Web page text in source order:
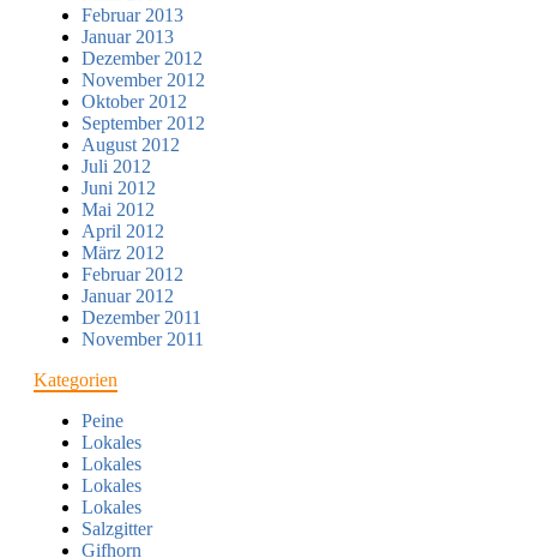
Februar 2013
Januar 2013
Dezember 2012
November 2012
Oktober 2012
September 2012
August 2012
Juli 2012
Juni 2012
Mai 2012
April 2012
März 2012
Februar 2012
Januar 2012
Dezember 2011
November 2011
Kategorien
Peine
Lokales
Lokales
Lokales
Lokales
Salzgitter
Gifhorn